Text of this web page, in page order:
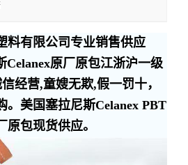
料有限公司专业销售供应
Celanex原厂原包江浙沪一级
经营,童嫂无欺,假一罚十，
。美国塞拉尼斯Celanex PBT
包现货供应。